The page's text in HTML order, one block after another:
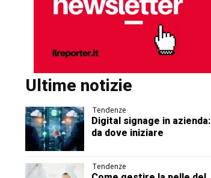
Ultime notizie
Tendenze
Digital signage in azienda:
da dove iniziare
Tendenze